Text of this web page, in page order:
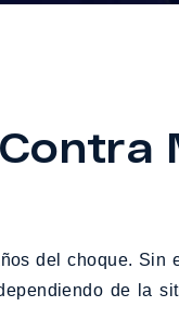
del choque. Sin
de la